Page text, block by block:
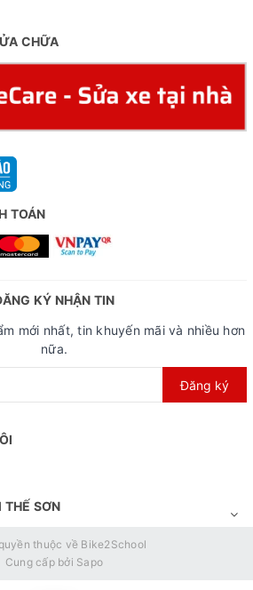
CHỮA
TOÁN
KÝ NHẬN TIN
mới nhất, tin khuyến mãi và nhiều hơn
nữa.
Đăng ký
THẾ SƠN
thuộc về Bike2School
Cung cấp bởi Sapo